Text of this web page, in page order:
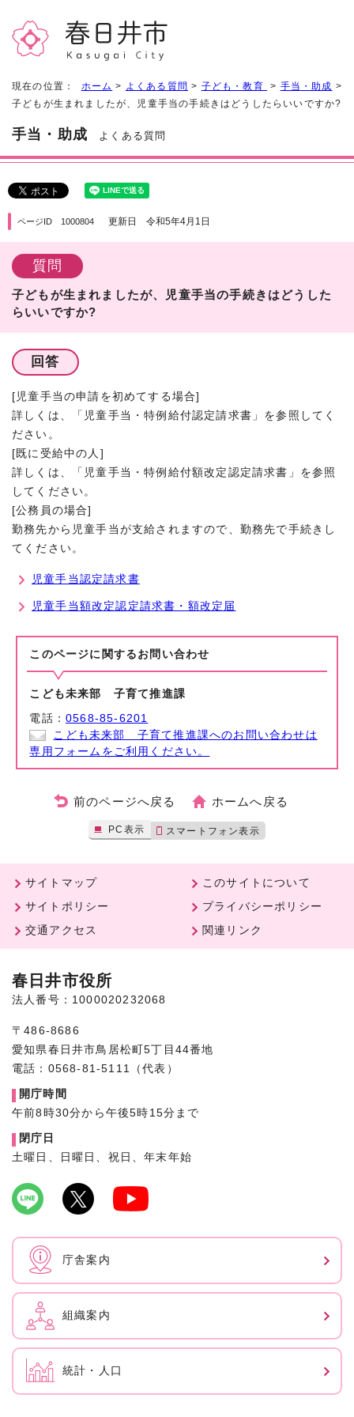
現在の位置： ホーム > よくある質問 > 子ども・教育 > 手当・助成 >
子どもが生まれましたが、児童手当の手続きはどうしたらいいですか?
手当・助成 よくある質問
ページID 1000804 更新日 令和5年4月1日
質問
子どもが生まれましたが、児童手当の手続きはどうした
らいいですか?
回答
[児童手当の申請を初めてする場合]
詳しくは、「児童手当・特例給付認定請求書」を参照してく
ださい。
[既に受給中の人]
詳しくは、「児童手当・特例給付額改定認定請求書」を参照
してください。
[公務員の場合]
勤務先から児童手当が支給されますので、勤務先で手続きし
てください。
児童手当認定請求書
児童手当額改定認定請求書・額改定届
このページに関する お問い合わせ
こども未来部 子育て推進課
電話：0568-85-6201
こども未来部 子育て推進課へのお問い合わせは
専用フォームをご利用ください。
前のページへ戻る ホームへ戻る
PC表示 スマートフォン表示
サイトマップ
このサイトについて
サイトポリシー
プライバシーポリシー
交通アクセス
関連リンク
春日井市役所
法人番号：1000020232068
〒486-8686
愛知県春日井市鳥居松町5丁目44番地
電話：0568-81-5111（代表）
開庁時間
午前8時30分から午後5時15分まで
閉庁日
土曜日、日曜日、祝日、年末年始
庁舎案内
組織案内
統計・人口